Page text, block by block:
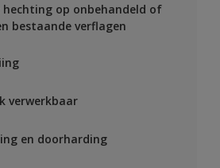
hechting op onbehandeld of
bestaande verflagen
verwerkbaar
en doorharding